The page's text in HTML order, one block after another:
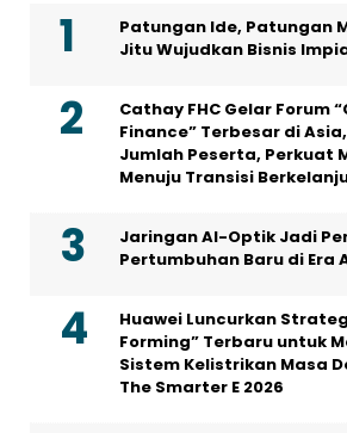
Patungan Ide, Patungan
Jitu Wujudkan Bisnis
Cathay FHC Gelar Forum
Finance” Terbesar di
Jumlah Peserta, Perkuat
Menuju Transisi
Jaringan AI-Optik Jadi
Pertumbuhan Baru di Era
Huawei Luncurkan
Forming” Terbaru untuk
Sistem Kelistrikan Masa
The Smarter E 2026